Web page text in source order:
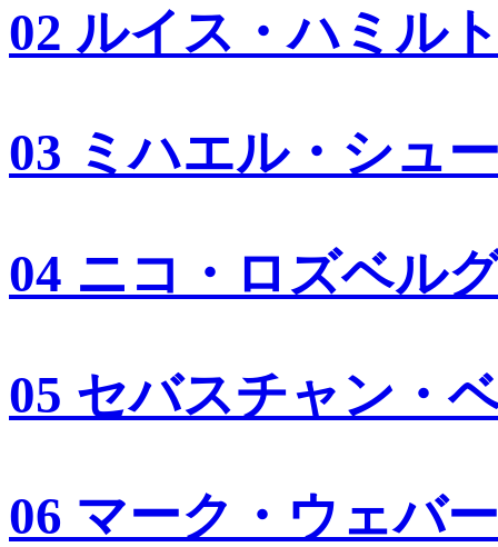
02 ルイス・ハミル
03 ミハエル・シュ
04 ニコ・ロズベル
05 セバスチャン・
06 マーク・ウェバー